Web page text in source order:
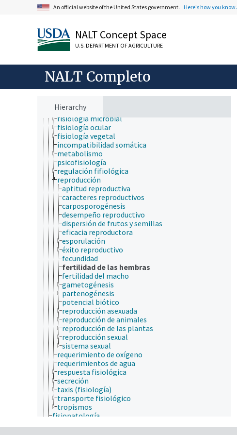
An official website of the United States government. Here's how you know.
NALT Concept Space
U.S. DEPARTMENT OF AGRICULTURE
NALT Completo
Hierarchy
captación máxima de oxígeno
distribución del tejido
ecofisiología
eficiencia en el uso de los nutrientes
estado fisiológico
excreción
exudación
fisiología animal
fisiología fúngica
fisiología microbial
fisiología ocular
fisiología vegetal
incompatibilidad somática
metabolismo
psicofisiología
regulación fifiológica
reproducción
aptitud reproductiva
caracteres reproductivos
carposporogénesis
desempeño reproductivo
dispersión de frutos y semillas
eficacia reproductora
esporulación
éxito reproductivo
fecundidad
fertilidad de las hembras
fertilidad del macho
gametogénesis
partenogénesis
potencial biótico
reproducción asexuada
reproducción de animales
reproducción de las plantas
reproducción sexual
sistema sexual
requerimiento de oxígeno
requerimientos de agua
respuesta fisiológica
secreción
taxis (fisiología)
transporte fisiológico
tropismos
fisiopatología